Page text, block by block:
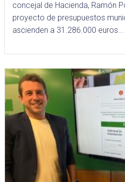
concejal de Hacienda, Ramón
proyecto de presupuestos
ascienden a 31.286.000 euros...